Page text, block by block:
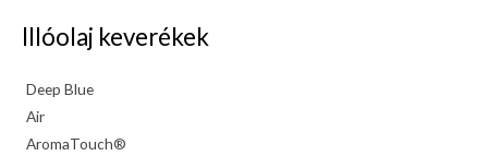
Illóolaj keverékek
Deep Blue
Air
AromaTouch®